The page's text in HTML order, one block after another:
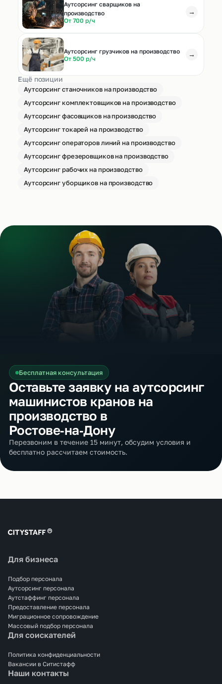
Аутсорсинг сварщиков на
производство
От 700 р/ч
→
Аутсорсинг грузчиков на производство
От 500 р/ч
→
Ещё позиции
Аутсорсинг станочников на производство
Аутсорсинг комплектовщиков на производство
Аутсорсинг фасовщиков на производство
Аутсорсинг токарей на производство
Аутсорсинг операторов линий на производство
Аутсорсинг фрезеровщиков на производство
Аутсорсинг рабочих на производство
Аутсорсинг уборщиков на производство
Бесплатная консультация
Оставьте заявку на аутсорсинг
машинистов кранов на
производство в
Ростове‑на‑Дону
Перезвоним в течение 15 минут, обсудим условия и
бесплатно рассчитаем стоимость.
Наши контакты
Для бизнеса
Подбор персонала
Аутсорсинг персонала
Аутстаффинг персонала
Предоставление персонала
Миграционное сопровождение
Массовый подбор персонала
Для соискателей
Политика конфиденциальности
Вакансии в Ситистафф